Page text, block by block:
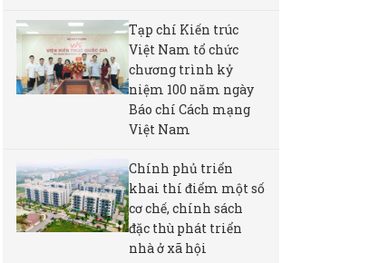
Tạp chí Kiến trúc
Việt Nam tổ chức
chương trình kỷ
niệm 100 năm ngày
Báo chí Cách mạng
Việt Nam
Chính phủ triển
khai thí điểm một số
cơ chế, chính sách
đặc thù phát triển
nhà ở xã hội